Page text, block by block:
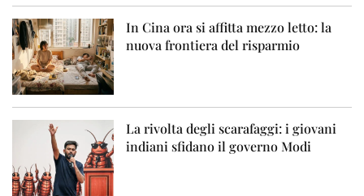
In Cina ora si affitta mezzo letto: la
nuova frontiera del risparmio
La rivolta degli scarafaggi: i giovani
indiani sfidano il governo Modi